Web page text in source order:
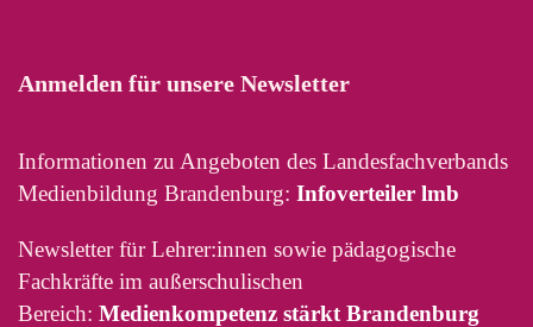
Anmelden für unsere Newsletter
Informationen zu Angeboten des Landesfachverbands
Medienbildung Brandenburg: Infoverteiler lmb
Newsletter für Lehrer:innen sowie pädagogische
Fachkräfte im außerschulischen
Bereich: Medienkompetenz stärkt Brandenburg